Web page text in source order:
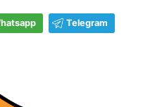
Telegram